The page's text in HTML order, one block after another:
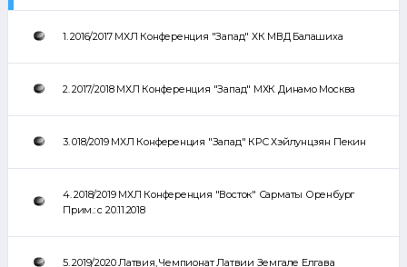
1. 2016/2017 МХЛ Конференция "Запад" ХК МВД Балашиха
2. 2017/2018 МХЛ Конференция "Запад" МХК Динамо Москва
3. 018/2019 МХЛ Конференция "Запад" КРС Хэйлунцзян Пекин
4. 2018/2019 МХЛ Конференция "Восток" Сарматы Оренбург
Прим.: с 20.11.2018
5. 2019/2020 Латвия, Чемпионат Латвии Земгале Елгава